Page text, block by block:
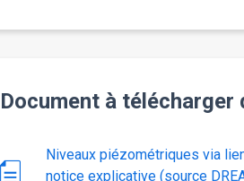
Document à
Niveaux piézométriques via
notice explicative (source